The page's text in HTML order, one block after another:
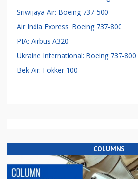
Sriwijaya Air: Boeing 737-500
Air India Express: Boeing 737-800
PIA: Airbus A320
Ukraine International: Boeing 737-800
Bek Air: Fokker 100
COLUMNS